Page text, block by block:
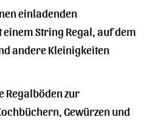
einladenden
String Regal, auf dem
andere Kleinigkeiten
Regalböden zur
Gewürzen und